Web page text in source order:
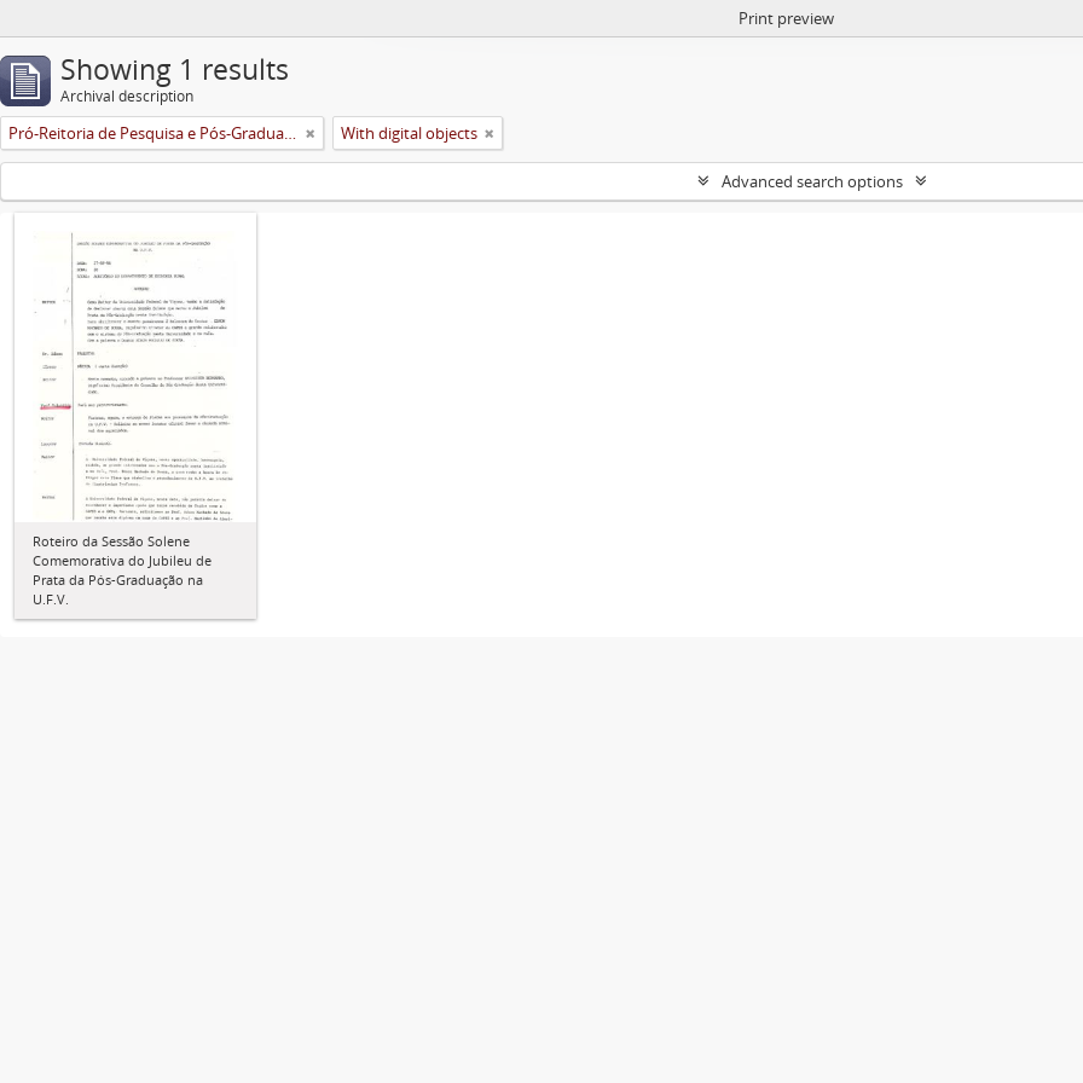
Print preview
Showing 1 results
Archival description
Pró-Reitoria de Pesquisa e Pós-Graduação With digital objects
Advanced search options
Roteiro da Sessão Solene
Comemorativa do Jubileu de
Prata da Pós-Graduação na
U.F.V.